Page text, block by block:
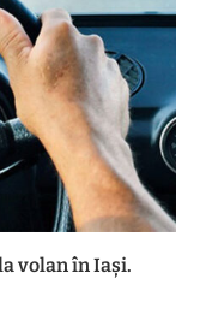
volan în Iași.